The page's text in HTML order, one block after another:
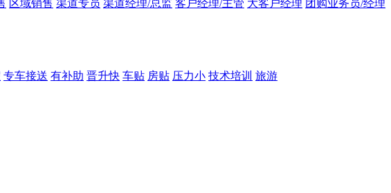
区域销售 渠道专员 渠道经理/总监 客户经理/主管 大客户经理 团购业务员/经理
专车接送 有补助 晋升快 车贴 房贴 压力小 技术培训 旅游